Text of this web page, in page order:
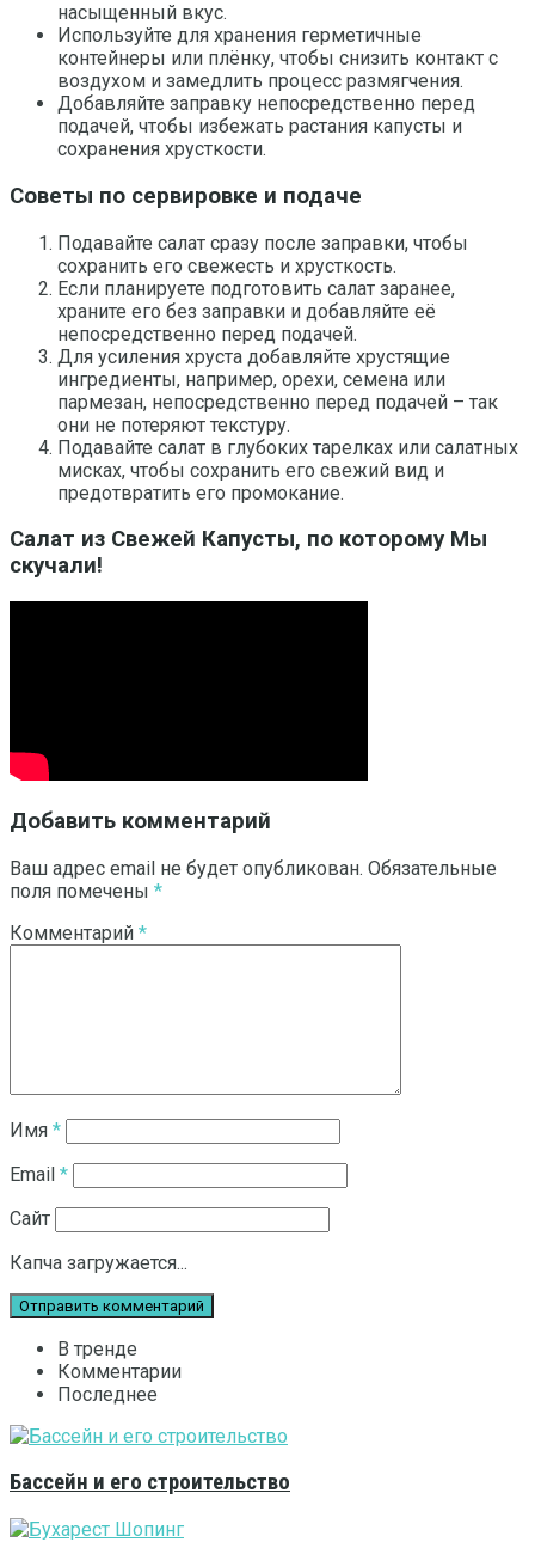
насыщенный вкус.
Используйте для хранения герметичные
контейнеры или плёнку, чтобы снизить контакт с
воздухом и замедлить процесс размягчения.
Добавляйте заправку непосредственно перед
подачей, чтобы избежать растания капусты и
сохранения хрусткости.
Советы по сервировке и подаче
Подавайте салат сразу после заправки, чтобы
сохранить его свежесть и хрусткость.
Если планируете подготовить салат заранее,
храните его без заправки и добавляйте её
непосредственно перед подачей.
Для усиления хруста добавляйте хрустящие
ингредиенты, например, орехи, семена или
пармезан, непосредственно перед подачей – так
они не потеряют текстуру.
Подавайте салат в глубоких тарелках или салатных
мисках, чтобы сохранить его свежий вид и
предотвратить его промокание.
Салат из Свежей Капусты, по которому Мы
скучали!
Добавить комментарий
Ваш адрес email не будет опубликован. Обязательные
поля помечены *
Комментарий *
Имя *
Email *
Сайт
Капча загружается...
В тренде
Комментарии
Последнее
Бассейн и его строительство